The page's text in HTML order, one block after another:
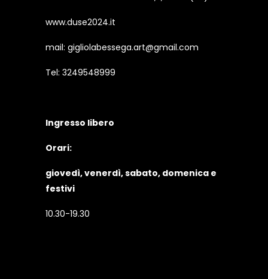
www.duse2024.it
mail: gigliolabessega.art@gmail.com
Tel: 3249548999
Ingresso libero
Orari:
giovedì, venerdì, sabato, domenica e
festivi
10.30-19.30